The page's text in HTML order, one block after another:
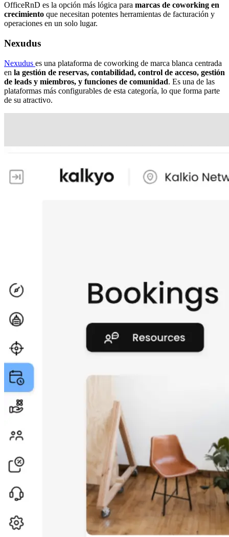
OfficeRnD es la opción más lógica para marcas de coworking en
crecimiento que necesitan potentes herramientas de facturación y
operaciones en un solo lugar.
Nexudus
Nexudus es una plataforma de coworking de marca blanca centrada
en la gestión de reservas, contabilidad, control de acceso, gestión
de leads y miembros, y funciones de comunidad. Es una de las
plataformas más configurables de esta categoría, lo que forma parte
de su atractivo.